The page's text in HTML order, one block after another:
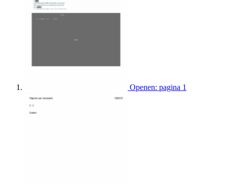
Openen: pagina 1